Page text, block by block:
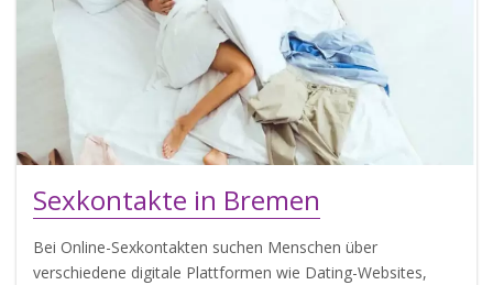
Sexkontakte in Bremen
Bei Online-Sexkontakten suchen Menschen über
verschiedene digitale Plattformen wie Dating-Websites,